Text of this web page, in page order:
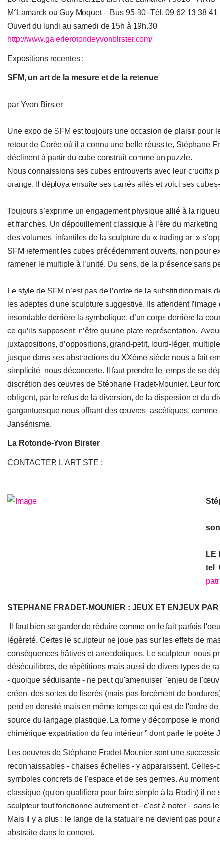
M°Lamarck ou Guy Moquet – Bus 95-80 -Tél. 09 62 13 38 41
Ouvert du lundi au samedi de 15h à 19h.30
http://www.galerierotondeyvonbirster.com/
Expositions récentes :
SFM, un art de la mesure et de la retenue
par Yvon Birster
Une expo de SFM est toujours une occasion de plaisir
retour de Corée où il a connu une belle réussite, Stéphane
déclinent à partir du cube construit comme un puzzle.
Nous connaissions ses cubes entrouverts avec leur crucifix
orange. Il déploya ensuite ses carrés ailés et voici ses
Toujours s’exprime un engagement physique allié à la
et franches. Un dépouillement classique à l’ère du
des volumes infantiles de la sculpture du « trading art »
SFM referment les cubes précédemment ouverts, non pour
ramener le multiple à l’unité. Du sens, de la présence sans
Le style de SFM n’est pas de l’ordre de la substitution
les adeptes d’une sculpture suggestive. Ils attendent
insondable derrière la symbolique, d’un corps derrière la
ce qu’ils supposent n’être qu’une plate représentation.
juxtapositions, d’oppositions, grand-petit, lourd-léger,
jusque dans ses abstractions du XXème siècle nous a fait
simplicité nous déconcerte. Il faut prendre le temps de se
discrétion des œuvres de Stéphane Fradet-Mounier. Leur
obligent, par le refus de la diversion, de la dispersion et du
gargantuesque nous offrant des œuvres ascétiques,
Jansénisme.
La Rotonde-Yvon Birster
CONTACTER L'ARTISTE :
LE
tel
STEPHANE FRADET-MOUNIER : JEUX ET ENJEUX
Il faut bien se garder de réduire comme on le fait parfois
légèreté. Certes le sculpteur ne joue pas sur les effets de
conséquences hâtives et anecdotiques. Le sculpteur nous
déséquilibres, de répétitions mais aussi de divers types de
- quoique séduisante - ne peut qu'amenuiser l'enjeu de
créent des sortes de liserés (mais pas forcément de
perd en densité mais en même temps ce qui est de l'ordre
source du langage plastique. La forme y décompose le
chimérique expatriation du feu intérieur ” dont parle le poète
Les oeuvres de Stéphane Fradet-Mounier sont une
reconnaissables - chaises échelles - y apparaissent.
symboles concrets de l'espace et de ses germes. Au
classique (qu'on qualifiera pour faire simple à la Rodin) il ne
sculpteur tout fonctionne autrement et - c'est à noter - sans
Mais il y a plus : le lange de la statuaire ne devient pas
abstraite dans le concret.